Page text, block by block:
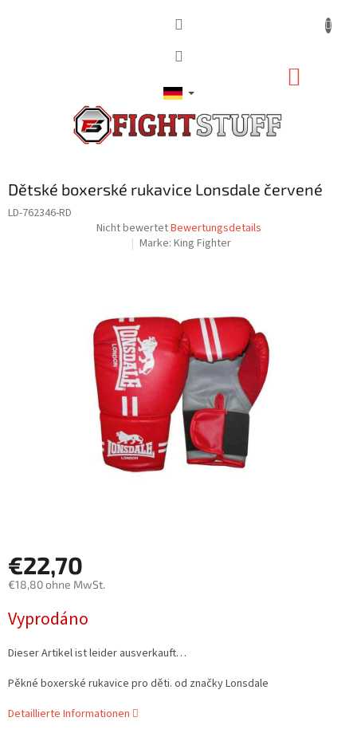
Dětské boxerské rukavice Lonsdale červené
LD-762346-RD
Die
durchschnittliche
5
Sternen.
Nicht bewertetBewertungsdetails
Marke: King Fighter
€22,70
€18,80 ohne MwSt.
Vyprodáno
Dieser Artikel ist leider ausverkauft…
Pěkné boxerské rukavice pro děti. od značky Lonsdale
Detaillierte Informationen